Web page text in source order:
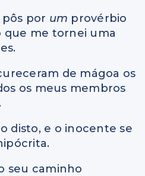
por um provérbio
que me tornei uma
de mágoa os
os meus membros
disto, e o inocente se
seu caminho